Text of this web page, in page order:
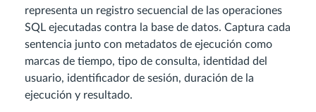
representa un registro secuencial de las operaciones
SQL ejecutadas contra la base de datos. Captura cada
sentencia junto con metadatos de ejecución como
marcas de tiempo, tipo de consulta, identidad del
usuario, identificador de sesión, duración de la
ejecución y resultado.